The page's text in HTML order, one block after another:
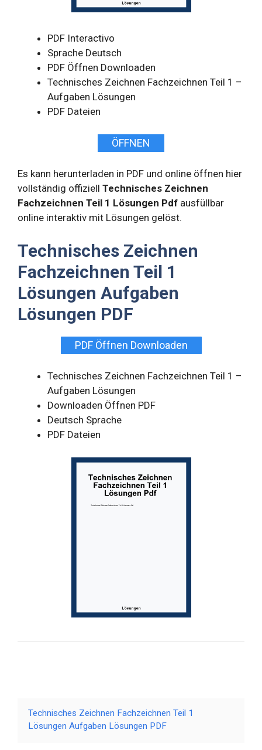
PDF Interactivo
Sprache Deutsch
PDF Öffnen Downloaden
Technisches Zeichnen Fachzeichnen Teil 1 –
Aufgaben Lösungen
PDF Dateien
ÖFFNEN
Es kann herunterladen in PDF und online öffnen hier
vollständig offiziell Technisches Zeichnen
Fachzeichnen Teil 1 Lösungen Pdf ausfüllbar
online interaktiv mit Lösungen gelöst.
Technisches Zeichnen
Fachzeichnen Teil 1
Lösungen Aufgaben
Lösungen PDF
PDF Öffnen Downloaden
Technisches Zeichnen Fachzeichnen Teil 1 –
Aufgaben Lösungen
Downloaden Öffnen PDF
Deutsch Sprache
PDF Dateien
Technisches Zeichnen Fachzeichnen Teil 1
Lösungen Aufgaben Lösungen PDF